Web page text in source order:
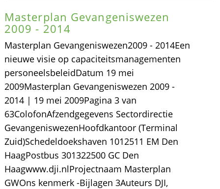
Masterplan Gevangeniswezen
2009 - 2014
Masterplan Gevangeniswezen2009 - 2014Een
nieuwe visie op capaciteitsmanagementen
personeelsbeleidDatum 19 mei
2009Masterplan Gevangeniswezen 2009 -
2014 | 19 mei 2009Pagina 3 van
63ColofonAfzendgegevens Sectordirectie
GevangeniswezenHoofdkantoor (Terminal
Zuid)Schedeldoekshaven 1012511 EM Den
HaagPostbus 301322500 GC Den
Haagwww.dji.nlProjectnaam Masterplan
GWOns kenmerk -Bijlagen 3Auteurs DJI,